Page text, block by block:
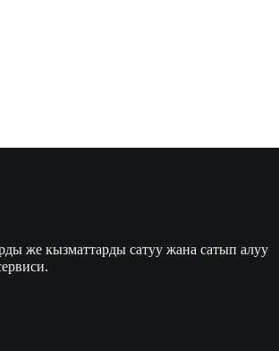
же кызматтарды сатуу жана сатып алуу